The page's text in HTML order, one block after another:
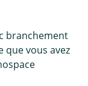
branchement
que vous avez